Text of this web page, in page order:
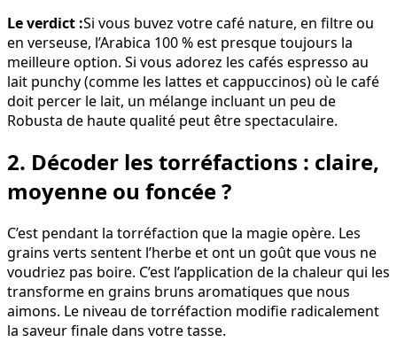
Le verdict :Si vous buvez votre café nature, en filtre ou
en verseuse, l’Arabica 100 % est presque toujours la
meilleure option. Si vous adorez les cafés espresso au
lait punchy (comme les lattes et cappuccinos) où le café
doit percer le lait, un mélange incluant un peu de
Robusta de haute qualité peut être spectaculaire.
2. Décoder les torréfactions : claire,
moyenne ou foncée ?
C’est pendant la torréfaction que la magie opère. Les
grains verts sentent l’herbe et ont un goût que vous ne
voudriez pas boire. C’est l’application de la chaleur qui les
transforme en grains bruns aromatiques que nous
aimons. Le niveau de torréfaction modifie radicalement
la saveur finale dans votre tasse.